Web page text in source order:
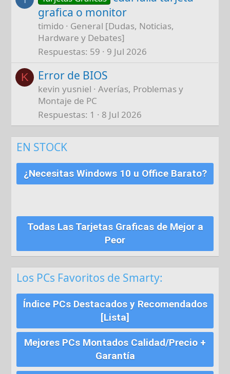
grafica o monitor
timido
General [Dudas, Noticias,
Hardware y Debates]
Respuestas 59 9 Jul 2026
K Error de BIOS
kevin yusniel
Averías, Problemas y
Montaje de PC
Respuestas 1 8 Jul 2026
EN STOCK
¿Necesitas Windows 10 u Office Barato?
Todas Las Tarjetas Graficas de Mejor a
Peor
Los PCs Favoritos de Smarty:
Índice PCs Destacados y Recomendados
[Lista]
Mejores PCs Montados Calidad/Precio +
Garantía